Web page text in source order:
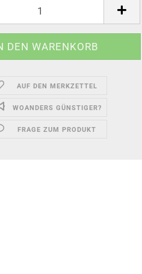
AUF DEN MERKZETTEL
WOANDERS GÜNSTIGER?
FRAGE ZUM PRODUKT